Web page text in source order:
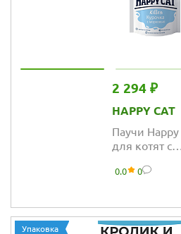
2 294 ₽
HAPPY CAT
Паучи Happy
для котят с
морковью
0.0 0
Упаковка